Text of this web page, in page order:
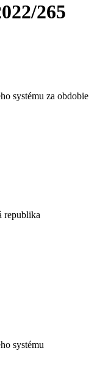
265
systému za obdobie
republika
systému